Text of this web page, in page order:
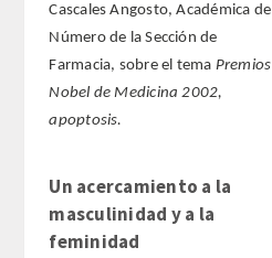
Cascales Angosto, Académica de
Número de la Sección de
Farmacia, sobre el tema Premios
Nobel de Medicina 2002,
apoptosis.
Un acercamiento a la
masculinidad y a la
feminidad